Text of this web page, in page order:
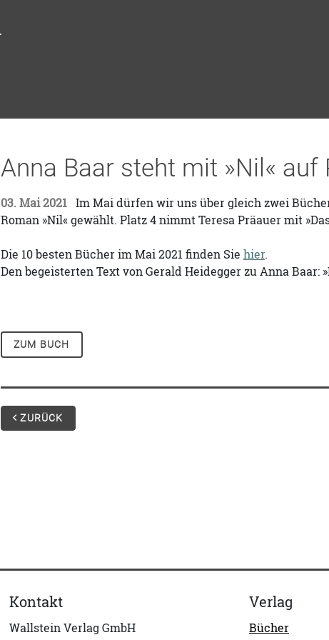
Anna Baar steht mit »Nil«
03. Mai 2021 Im Mai dürfen wir uns über gleich zwei
Roman »Nil« gewählt. Platz 4 nimmt Teresa Präauer mit
Die 10 besten Bücher im Mai 2021 finden Sie hier.
Den begeisterten Text von Gerald Heidegger zu Anna Baar:
ZUM BUCH
ZURÜCK
Kontakt
Wallstein Verlag GmbH
Verlag
Bücher